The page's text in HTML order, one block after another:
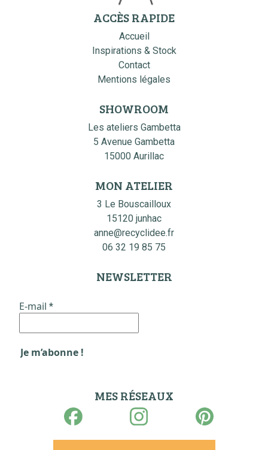
ACCÈS RAPIDE
Accueil
Inspirations & Stock
Contact
Mentions légales
SHOWROOM
Les ateliers Gambetta
5 Avenue Gambetta
15000 Aurillac
MON ATELIER
3 Le Bouscailloux
15120 junhac
anne@recyclidee.fr
06 32 19 85 75
NEWSLETTER
E-mail *
MES RÉSEAUX